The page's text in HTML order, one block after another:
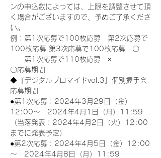
ンの申込数によっては、上限を調整させて頂
く場合がございますので、予めご了承くださ
い。
例：第1次応募で100枚応募　第2次応募で
100枚応募 第3次応募で100枚応募　〇
第1次応募で110枚応募　×
〇応募期間
◆『デジタルブロマイドvol.3』個別握手会
応募期間
●第1次応募：2024年3月29日（金）
12:00～　2024年4月1日（月）11:59
（当落発表：2024年4月2日（火）12:00
までに発表予定）
●第2次応募：2024年4月5日（金）12:00
～　2024年4月8日（月）11:59